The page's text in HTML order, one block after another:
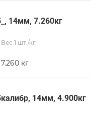
14мм, 7.260кг
Вес 1 шт./кг.
7.260 кг
14мм, 4.900кг